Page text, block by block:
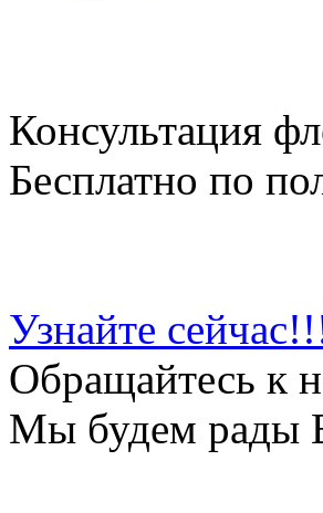
Консультация
Бесплатно по
Узнайте
Обращайтесь к
Мы будем рады